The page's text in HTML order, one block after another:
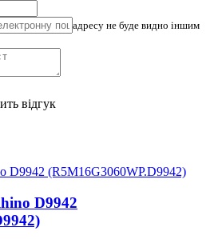
адресу не буде видно іншим
відгук
D9942